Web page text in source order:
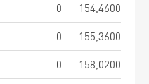
0
154,4600
0
155,3600
0
158,0200